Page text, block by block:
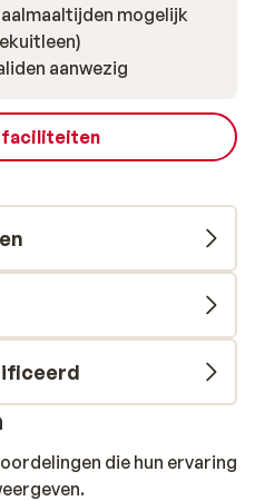
mogelijk
aanwezig
faciliteiten
die hun ervaring